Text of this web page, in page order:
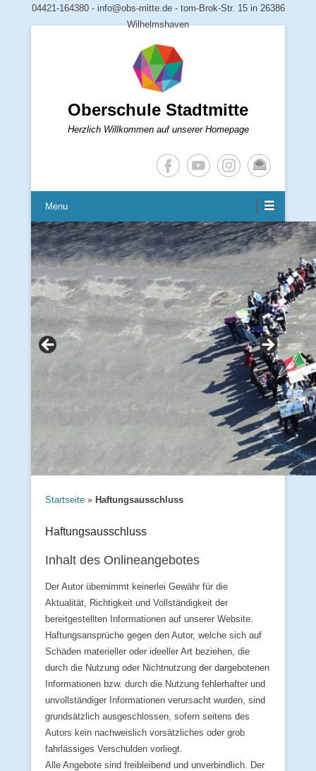
04421-164380 - info@obs-mitte.de - tom-Brok-Str. 15 in 26386
Wilhelmshaven
Oberschule Stadtmitte
Herzlich Willkommen auf unserer Homepage
Menu
Startseite » Haftungsausschluss
Haftungsausschluss
Inhalt des Onlineangebotes
Der Autor übernimmt keinerlei Gewähr für die
Aktualität, Richtigkeit und Vollständigkeit der
bereitgestellten Informationen auf unserer Website.
Haftungsansprüche gegen den Autor, welche sich auf
Schäden materieller oder ideeller Art beziehen, die
durch die Nutzung oder Nichtnutzung der dargebotenen
Informationen bzw. durch die Nutzung fehlerhafter und
unvollständiger Informationen verursacht wurden, sind
grundsätzlich ausgeschlossen, sofern seitens des
Autors kein nachweislich vorsätzliches oder grob
fahrlässiges Verschulden vorliegt.
Alle Angebote sind freibleibend und unverbindlich. Der